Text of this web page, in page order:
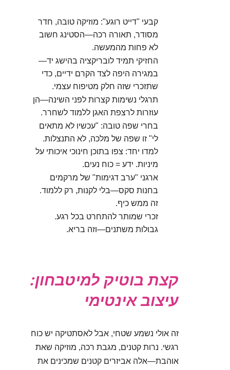
קבעי "דייט רוגע": מוזיקה טובה, חדר
מסודר, תאורה רכה—הסטינג חשוב
לא פחות מהמעשה.
החזיקי תמיד לובריקציה בהישג יד—
במגירה היפה לצד הקרם ידיים, כדי
שתזכרי שזה חלק מטיפוח עצמי.
תרגלי נשימות קצרות לפני השינה—הן
עוזרות לרצפת האגן ללמוד לשחרר.
בחרי שפה טובה: "עכשיו לא מתאים
לי" זו שפה של מלכה, לא התנצלות.
למדו יחד: צפו בתוכן חינוכי איכותי על
מיניות. ידע = כוח נעים.
ארגני "ערב דגימות" של מרקמים
בחנות סקס—בלי לקנות, רק ללמוד.
זה ממש כיף.
זכרי שמותר להתחרט בכל רגע.
גבולות משתנים—וזה בריא.
קצת בוטיק למיטבחון:
עיצוב אינטימי
זה אולי נשמע שטחי, אבל לאסתטיקה יש כוח
רגשי. נרות קטנים, מגבת רכה, מוזיקה שאת
אוהבת—אלה אביזרים קטנים שמכינים את